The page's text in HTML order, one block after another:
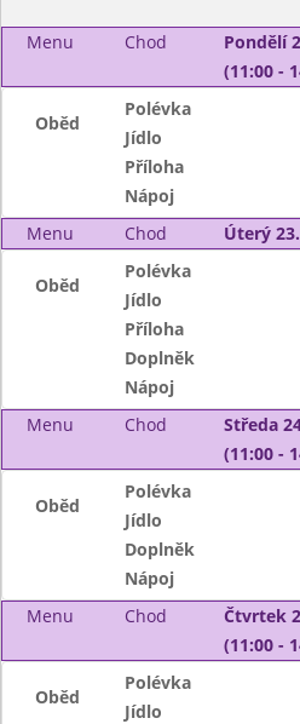
Menu Chod
Pondělí
(11:00 -
Oběd
Polévka
Jídlo
Příloha
Nápoj
Menu
Chod Úterý
Oběd
Polévka
Jídlo
Příloha
Doplněk
Nápoj
Menu
Chod
Středa
(11:00 -
Oběd
Polévka
Jídlo
Doplněk
Nápoj
Menu
Chod
Čtvrtek
(11:00 -
Oběd
Polévka
Jídlo